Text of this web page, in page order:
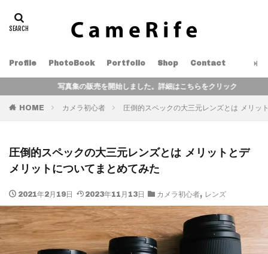
Profile PhotoBook Portfolio Shop Contact
真集の販売を開始しました。詳細はこちらをクリック
HOME カメラ初心者 圧倒的スペックの大三元レンズとは メリッ
圧倒的スペックの大三元レンズとは メリットとデ
メリットについてまとめてみた
2021年2月19日 2023年11月13日 カメラ初心者, レンズ